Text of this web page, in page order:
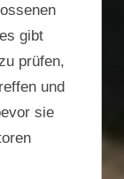
gibt
prüfen,
und
sie